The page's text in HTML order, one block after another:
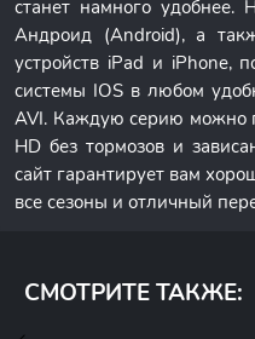
станет намного
Андроид (Android), а
устройств iPad и iPhone,
системы IOS в любом
AVI. Каждую серию можно
HD без тормозов и
сайт гарантирует вам
все сезоны и отличный
СМОТРИТЕ ТАКЖЕ: